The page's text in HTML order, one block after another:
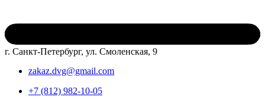
г. Санкт-Петербург, ул. Смоленская, 9
zakaz.dvg@gmail.com
+7 (812) 982-10-05